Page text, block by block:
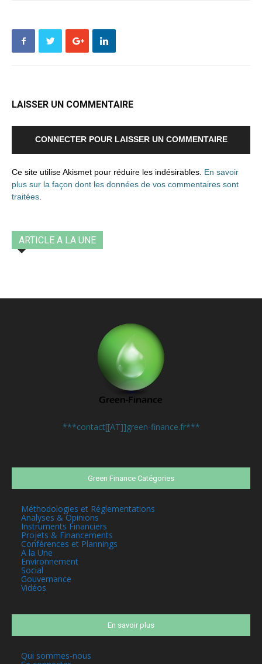
LAISSER UN COMMENTAIRE
CONNECTER POUR LAISSER UN COMMENTAIRE
Ce site utilise Akismet pour réduire les indésirables. En savoir
plus sur la façon dont les données de vos commentaires sont
traitées.
ARTICLE A LA UNE
***contact[[AT]]green-finance.fr***
Green Finance Catégories
Méthodologies et Réglementations
Analyses & Opinions
Instruments Financiers
Projets & Financements
Conférences et Plannings
A la Une
Environnement
Social
Gouvernance
Vidéos
En savoir plus
Qui sommes-nous